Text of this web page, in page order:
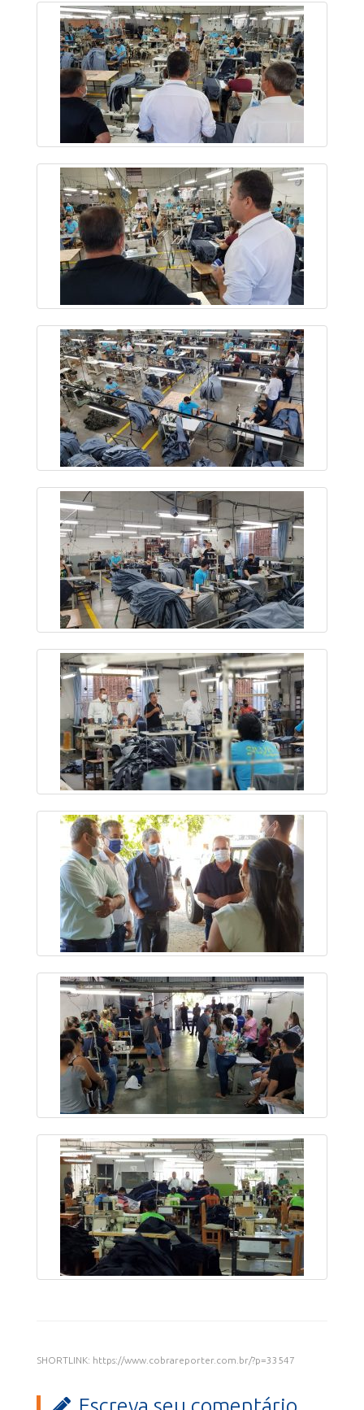
SHORTLINK: https://www.cobrareporter.com.br/?p=33547